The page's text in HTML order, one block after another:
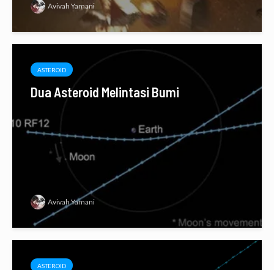
Avivah Yamani
ASTEROID
Dua Asteroid Melintasi Bumi
Avivah Yamani
ASTEROID